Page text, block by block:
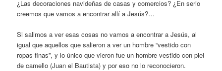
¿Las decoraciones navideñas de casas y comercios? ¿En serio
creemos que vamos a encontrar allí a Jesús?…
Si salimos a ver esas cosas no vamos a encontrar a Jesús, al
igual que aquellos que salieron a ver un hombre “vestido con
ropas finas”, y lo único que vieron fue un hombre vestido con piel
de camello (Juan el Bautista) y por eso no lo reconocieron.